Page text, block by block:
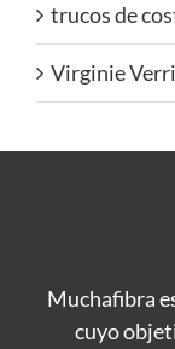
trucos de
Virginie
Muchafibra
cuyo